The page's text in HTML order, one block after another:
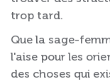
trop tard.
Que la sage-
l'aise pour les
des choses qui